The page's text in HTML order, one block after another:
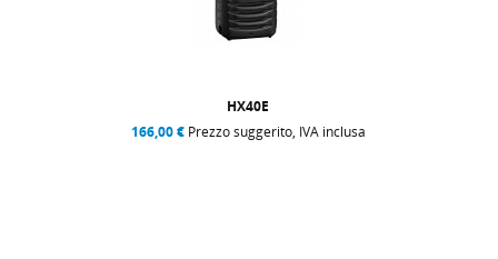
HX40E
166,00 €Prezzo suggerito, IVA inclusa